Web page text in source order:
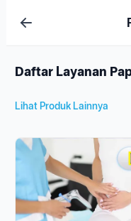
Daftar Layanan
Lihat Produk Lainnya